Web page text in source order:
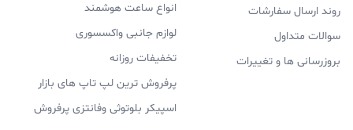
روند ارسال سفارشات
سوالات متداول
بروزرسانی ها و تغییرات
انواع ساعت هوشمند
لوازم جانبی واکسسوری
تخفیفات روزانه
پرفروش ترین لپ تاپ های بازار
اسپیکر بلوتوثی وفانتزی پرفروش